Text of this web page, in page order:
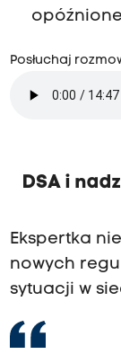
Posłuchaj
DSA i
Ekspertka
nowych
sytuacji w